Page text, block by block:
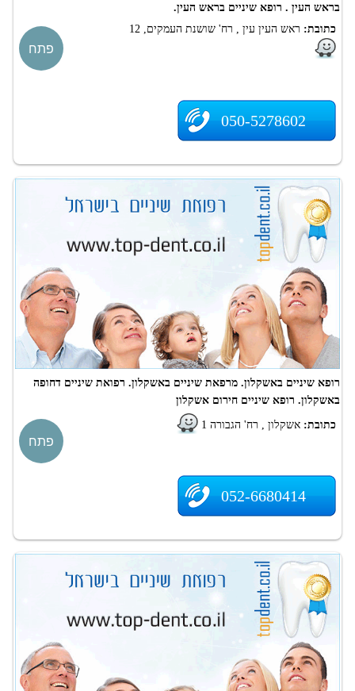
בראש העין . רופא שיניים בראש העין.
כתובת: ראש העין עין , רח' שושנת העמקים, 12
050-5278602
פתח
רופא שיניים באשקלון. מרפאת שיניים באשקלון. רפואת שיניים דחופה
באשקלון. רופא שיניים חירום אשקלון
כתובת: אשקלון , רח' הגבורה 1
052-6680414
פתח